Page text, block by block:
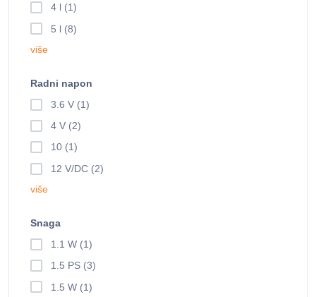
4 l (1)
5 l (8)
više
Radni napon
3.6 V (1)
4 V (2)
10 (1)
12 V/DC (2)
više
Snaga
1.1 W (1)
1.5 PS (3)
1.5 W (1)